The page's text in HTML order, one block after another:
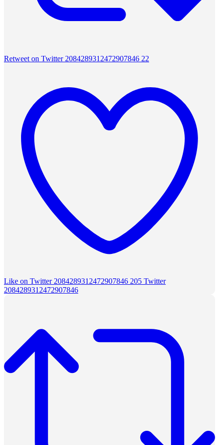
Retweet on Twitter 2084289312472907846 22
Like on Twitter 2084289312472907846 205 Twitter
2084289312472907846